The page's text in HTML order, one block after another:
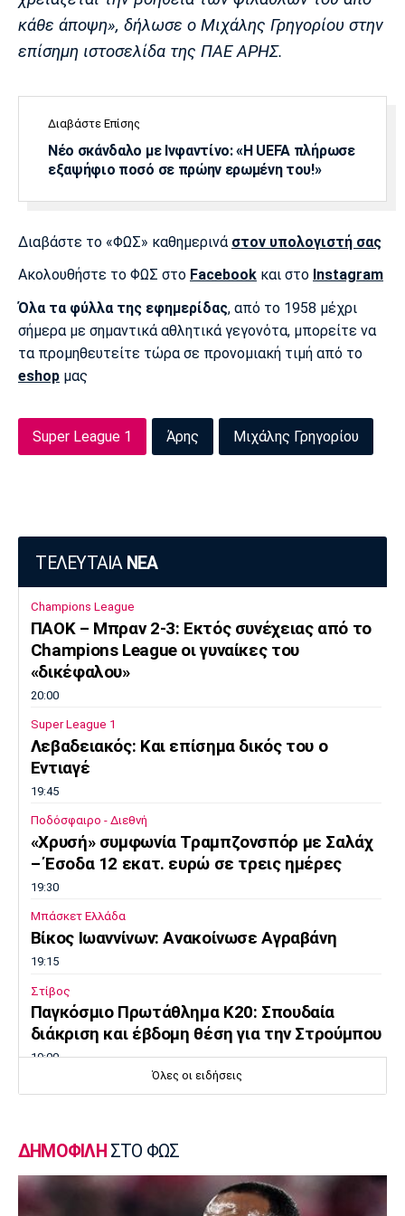
κάθε άποψη», δήλωσε ο Μιχάλης Γρηγορίου στην
επίσημη ιστοσελίδα της ΠΑΕ ΑΡΗΣ.
Διαβάστε Επίσης
Νέο σκάνδαλο με Ινφαντίνο: «Η UEFA πλήρωσε
εξαψήφιο ποσό σε πρώην ερωμένη του!»
Διαβάστε το «ΦΩΣ» καθημερινά στον υπολογιστή σας
Ακολουθήστε το ΦΩΣ στο Facebook και στο Instagram
Όλα τα φύλλα της εφημερίδας, από το 1958 μέχρι
σήμερα με σημαντικά αθλητικά γεγονότα, μπορείτε να
τα προμηθευτείτε τώρα σε προνομιακή τιμή από το
eshop μας
Super League 1 Άρης Μιχάλης Γρηγορίου
ΤΕΛΕΥΤΑΙΑ ΝΕΑ
Champions League
ΠΑΟΚ – Μπραν 2-3: Εκτός συνέχειας από το
Champions League οι γυναίκες του
«δικέφαλου»
20:00
Super League 1
Λεβαδειακός: Και επίσημα δικός του ο
Εντιαγέ
19:45
Ποδόσφαιρο - Διεθνή
«Χρυσή» συμφωνία Τραμπζονσπόρ με Σαλάχ
– Έσοδα 12 εκατ. ευρώ σε τρεις ημέρες
19:30
Μπάσκετ Ελλάδα
Βίκος Ιωαννίνων: Ανακοίνωσε Αγραβάνη
19:15
Στίβος
Παγκόσμιο Πρωτάθλημα Κ20: Σπουδαία
διάκριση και έβδομη θέση για την Στρούμπου
19:00
18:45
Ποδόσφαιρο - Διεθνή
Φιλική ήττα της Χαλ στο ντεμπούτο του
Όλες οι ειδήσεις
ΔΗΜΟΦΙΛΗ ΣΤΟ ΦΩΣ